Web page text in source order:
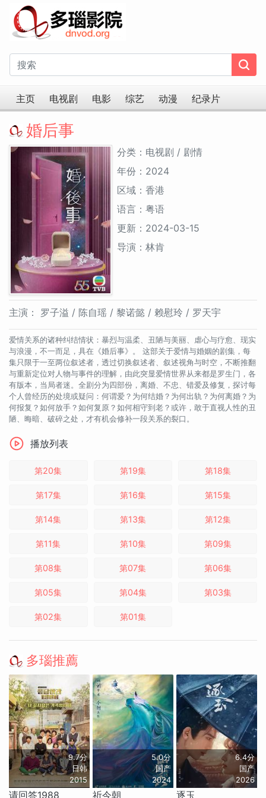
主页 电视剧 电影 综艺 动漫 纪录片
婚后事
分类：电视剧 / 剧情
年份：2024
区域：香港
语言：粤语
更新：2024-03-15
导演：林肯
主演： 罗子溢 / 陈自瑶 / 黎诺懿 / 赖慰玲 / 罗天宇
爱情关系的诸种纠结情状：暴烈与温柔、丑陋与美丽、虐心与疗愈、现实
与浪漫，不一而足，具在《婚后事》。 这部关于爱情与婚姻的剧集，每
集只限于一至两位叙述者，透过切换叙述者、叙述视角与时空，不断推翻
与重新定位对人物与事件的理解，由此突显爱情世界从来都是罗生门，各
有版本，当局者迷。全剧分为四部份，离婚、不忠、错爱及修复，探讨每
个人曾经历的处境或疑问：何谓爱？为何结婚？为何出轨？为何离婚？为
何报复？如何放手？如何复原？如何相守到老？或许，敢于直视人性的丑
陋、晦暗、破碎之处，才有机会修补一段关系的裂口。
播放列表
第20集 第19集 第18集
第17集 第16集 第15集
第14集 第13集 第12集
第11集 第10集 第09集
第08集 第07集 第06集
第05集 第04集 第03集
第02集 第01集
多瑙推薦
9.7分
日韩
2015
请回答1988
5.0分
国产
2024
祈今朝
6.4分
国产
2026
逐玉